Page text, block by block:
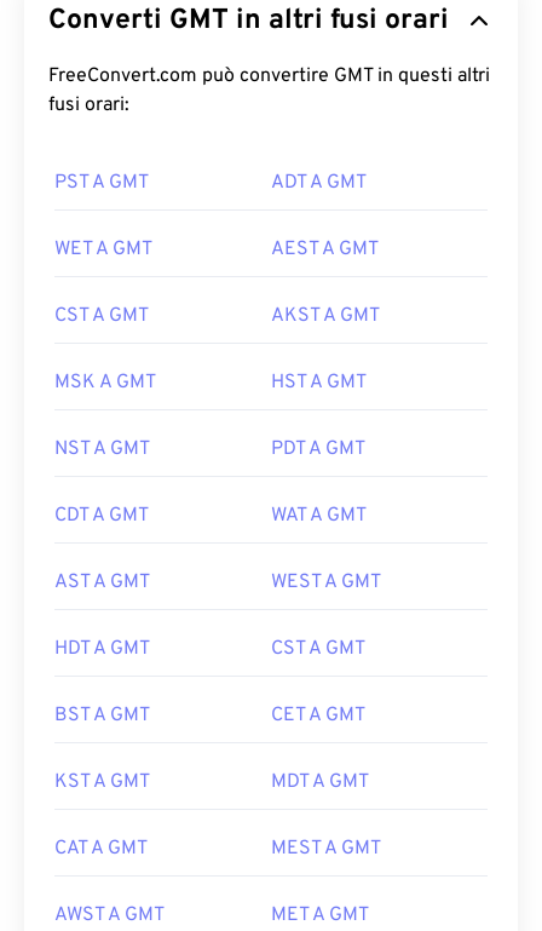
Converti GMT in altri fusi orari
FreeConvert.com può convertire GMT in questi altri
fusi orari:
PST A GMT ADT A GMT
WET A GMT AEST A GMT
CST A GMT AKST A GMT
MSK A GMT HST A GMT
NST A GMT PDT A GMT
CDT A GMT WAT A GMT
AST A GMT WEST A GMT
HDT A GMT CST A GMT
BST A GMT CET A GMT
KST A GMT MDT A GMT
CAT A GMT MEST A GMT
AWST A GMT MET A GMT